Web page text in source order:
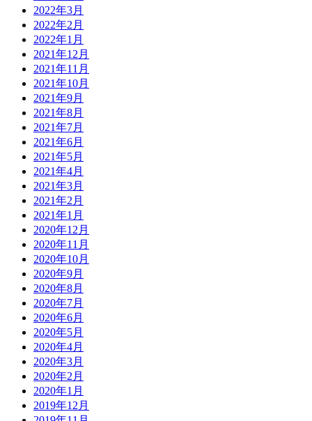
2022年3月
2022年2月
2022年1月
2021年12月
2021年11月
2021年10月
2021年9月
2021年8月
2021年7月
2021年6月
2021年5月
2021年4月
2021年3月
2021年2月
2021年1月
2020年12月
2020年11月
2020年10月
2020年9月
2020年8月
2020年7月
2020年6月
2020年5月
2020年4月
2020年3月
2020年2月
2020年1月
2019年12月